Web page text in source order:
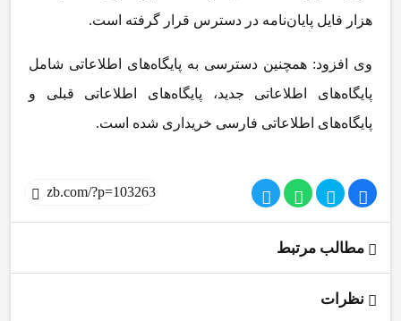
هزار فایل پایان‌نامه در دسترس قرار گرفته است.
وی افزود: همچنین دسترسی به پایگاه‌های اطلاعاتی شامل
پایگاه‌های اطلاعاتی جدید، پایگاه‌های اطلاعاتی قبلی و
پایگاه‌های اطلاعاتی فارسی خریداری شده است.
مطالب مرتبط
نظرات